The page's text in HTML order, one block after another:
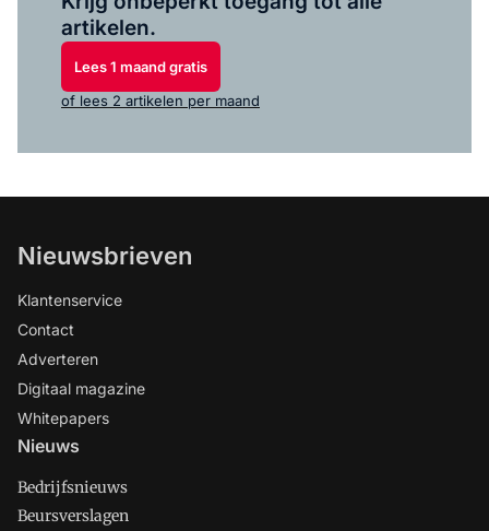
artikelen.
Lees 1 maand gratis
of lees 2 artikelen per maand
Nieuwsbrieven
Klantenservice
Contact
Adverteren
Digitaal magazine
Whitepapers
Nieuws
Bedrijfsnieuws
Beursverslagen